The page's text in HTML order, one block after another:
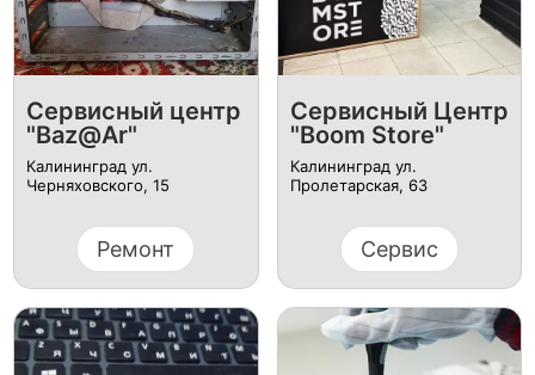
Сервисный центр
"Baz@Ar"
Калининград ул. ​
Черняховского, 15
Ремонт
Сервисный Центр
"Boom Store"
Калининград ул.
Пролетарская, 63
Сервис